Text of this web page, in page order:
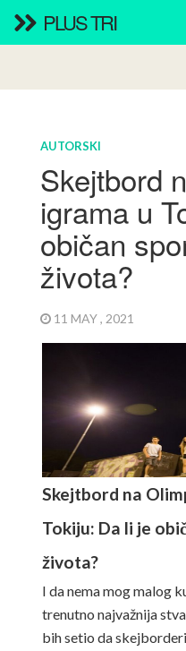
PLUS TRI
AUTORSKI
Skejtbord
igrama u
običan
života?
11 MAY , 2021
Skejtbord na
Tokiju: Da li je
života?
I da nema mog malog
trenutno najvažnija
bih setio da